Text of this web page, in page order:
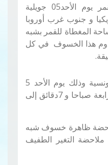
الأحد05جويلية
و جنوب غرب أوروبا
المغطاة للقمر بشبه
هذا الخسوف في كل
ويهم هذا الخسوف البلاد التونسية وذلك يوم الأحد 5
جويلية إنطلاقا من الساعة الرابعة صباحا و 7دقائق إلى
ظاهرة خسوف شبه
التغير الطفيف